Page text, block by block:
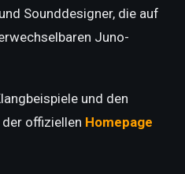
Sounddesigner, die auf
Juno-
und den
offiziellen Homepage